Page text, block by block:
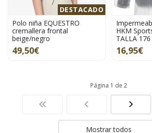
DESTACADO
Polo niña EQUESTRO
cremallera frontal
beige/negro
49,50€
HKM
TALLA
16,95€
Página 1 de 2
Mostrar todos